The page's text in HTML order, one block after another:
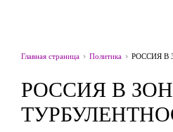
Главная страница Политика РОССИЯ В
РОССИЯ В